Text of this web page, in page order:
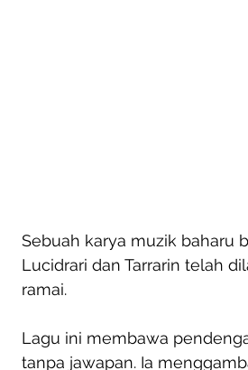
Sebuah karya muzik baharu
Lucidrari dan Tarrarin telah
ramai.
Lagu ini membawa
tanpa jawapan. Ia